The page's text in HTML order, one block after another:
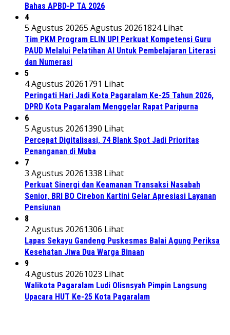
Bahas APBD-P TA 2026
4
5 Agustus 20265 Agustus 20261824 Lihat
Tim PKM Program ELIN UPI Perkuat Kompetensi Guru
PAUD Melalui Pelatihan AI Untuk Pembelajaran Literasi
dan Numerasi
5
4 Agustus 20261791 Lihat
Peringati Hari Jadi Kota Pagaralam Ke-25 Tahun 2026,
DPRD Kota Pagaralam Menggelar Rapat Paripurna
6
5 Agustus 20261390 Lihat
Percepat Digitalisasi, 74 Blank Spot Jadi Prioritas
Penanganan di Muba
7
3 Agustus 20261338 Lihat
Perkuat Sinergi dan Keamanan Transaksi Nasabah
Senior, BRI BO Cirebon Kartini Gelar Apresiasi Layanan
Pensiunan
8
2 Agustus 20261306 Lihat
Lapas Sekayu Gandeng Puskesmas Balai Agung Periksa
Kesehatan Jiwa Dua Warga Binaan
9
4 Agustus 20261023 Lihat
Walikota Pagaralam Ludi Olisnsyah Pimpin Langsung
Upacara HUT Ke-25 Kota Pagaralam